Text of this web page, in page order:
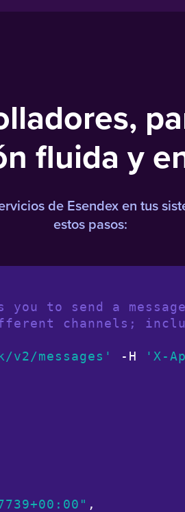
fluida y
de Esendex en tus
estos pasos:
you to send a
channels;
messages' -H 'X-
,